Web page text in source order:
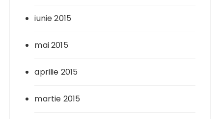
iunie 2015
mai 2015
aprilie 2015
martie 2015